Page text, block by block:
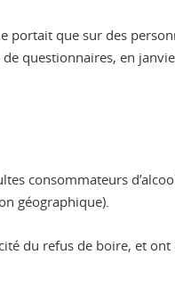
portait que sur des
de questionnaires, en
consommateurs
géographique).
du refus de boire, et ont